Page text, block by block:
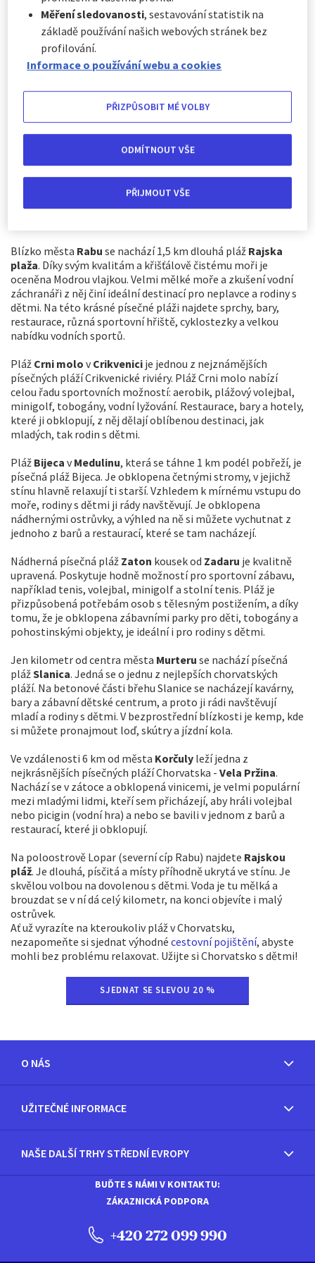
s dětmi. Mezi ty nejlepší patří například pláže na ostrově
Rab či Lopar, v Crikvenici, Medulinu, Zadaru a na Korčule.
Dovolená v Chorvatsku vás okouzlí!
Blízko města Rabu se nachází 1,5 km dlouhá pláž Rajska
plaža. Díky svým kvalitám a křišťálově čistému moři je
oceněna Modrou vlajkou. Velmi mělké moře a zkušení vodní
záchranáři z něj činí ideální destinací pro neplavce a rodiny s
dětmi. Na této krásné písečné pláži najdete sprchy, bary,
restaurace, různá sportovní hřiště, cyklostezky a velkou
nabídku vodních sportů.
Pláž Crni molo vCrikvenici je jednou z nejznámějších
písečných pláží Crikvenické riviéry. Pláž Crni molo nabízí
celou řadu sportovních možností: aerobik, plážový volejbal,
minigolf, tobogány, vodní lyžování. Restaurace, bary a hotely,
které ji obklopují, z něj dělají oblíbenou destinaci, jak
mladých, tak rodin s dětmi.
Pláž Bijeca vMedulinu, která se táhne 1 km podél pobřeží, je
písečná pláž Bijeca. Je obklopena četnými stromy, v jejichž
stínu hlavně relaxují ti starší. Vzhledem k mírnému vstupu do
moře, rodiny s dětmi ji rády navštěvují. Je obklopena
nádhernými ostrůvky, a výhled na ně si můžete vychutnat z
jednoho z barů a restaurací, které se tam nacházejí.
Nádherná písečná pláž Zaton kousek od Zadaru je kvalitně
upravená. Poskytuje hodně možností pro sportovní zábavu,
například tenis, volejbal, minigolf a stolní tenis. Pláž je
přizpůsobená potřebám osob s tělesným postižením, a díky
tomu, že je obklopena zábavními parky pro děti, tobogány a
pohostinskými objekty, je ideální i pro rodiny s dětmi.
Jen kilometr od centra města Murteru se nachází písečná
plážSlanica. Jedná se o jednu z nejlepších chorvatských
pláží. Na betonové části břehu Slanice se nacházejí kavárny,
bary a zábavní dětské centrum, a proto ji rádi navštěvují
mladí a rodiny s dětmi. V bezprostřední blízkosti je kemp, kde
si můžete pronajmout loď, skútry a jízdní kola.
Ve vzdálenosti 6 km od města Korčuly leží jedna z
nejkrásnějších písečných pláží Chorvatska - Vela Pržina.
Nachází se v zátoce a obklopená vinicemi, je velmi populární
mezi mladými lidmi, kteří sem přicházejí, aby hráli volejbal
nebo picigin (vodní hra) a nebo se bavili v jednom z barů a
restaurací, které ji obklopují.
Na poloostrově Lopar (severní cíp Rabu) najdete Rajskou
pláž. Je dlouhá, písčitá a místy příhodně ukrytá ve stínu. Je
skvělou volbou na dovolenou s dětmi. Voda je tu mělká a
brouzdat se v ní dá celý kilometr, na konci objevíte i malý
ostrůvek.
Ať už vyrazíte na kteroukoliv pláž v Chorvatsku,
nezapomeňte si sjednat výhodné cestovní pojištění, abyste
mohli bez problému relaxovat. Užijte si Chorvatsko s dětmi!
SJEDNAT SE SLEVOU 20 %
O NÁS
UŽITEČNÉ INFORMACE
NAŠE DALŠÍ TRHY STŘEDNÍ EVROPY
BUĎTE S NÁMI V KONTAKTU:
ZÁKAZNICKÁ PODPORA
+420 272 099 990
Měření sledovanosti, sestavování statistik na
základě používání našich webových stránek bez
profilování.
Informace o používání webu a cookies
PŘIZPŮSOBIT MÉ VOLBY
ODMÍTNOUT VŠE
PŘIJMOUT VŠE